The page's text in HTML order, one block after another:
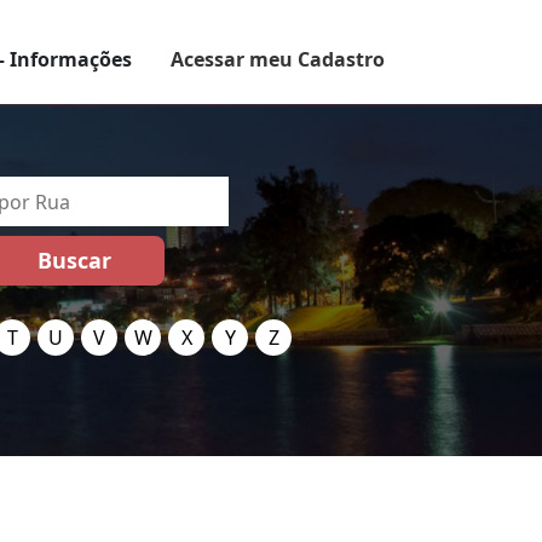
Informações Acessar meu Cadastro
T U V W X Y Z